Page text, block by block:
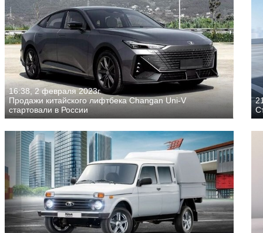
16:38, 2 февраля 2023г.
Продажи китайского лифтбека Changan Uni-V
стартовали в России